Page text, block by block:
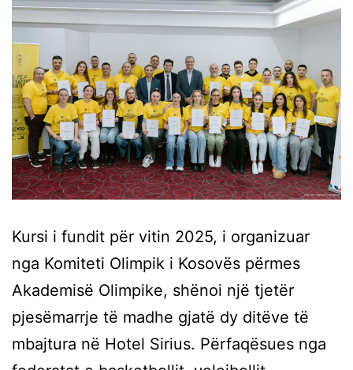
Kursi i fundit për vitin 2025, i organizuar
nga Komiteti Olimpik i Kosovës përmes
Akademisë Olimpike, shënoi një tjetër
pjesëmarrje të madhe gjatë dy ditëve të
mbajtura në Hotel Sirius. Përfaqësues nga